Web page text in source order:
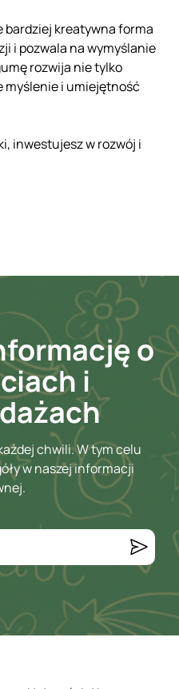
bardziej kreatywna forma
i pozwala na wymyślanie
rozwija nie tylko
myślenie i umiejętność
inwestujesz w rozwój i
o
i
chwili. W tym celu
w naszej informacji